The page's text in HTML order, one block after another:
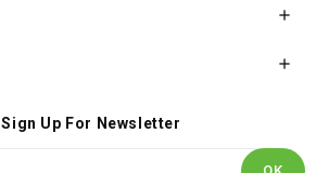


Sign Up For Newsletter